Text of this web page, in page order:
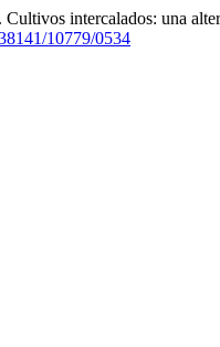
intercalados: una
10779/0534